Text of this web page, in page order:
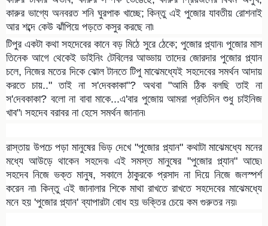
কারুর ভাগ্যে অনবরত শনি ঘুরপাক খাচ্ছে; কিন্তু এই পুজোর যাবতীয় রোশনাই
আর শব্দে কেউ ঝাঁপিয়ে পড়তে কসুর করছে না৷
টিপুর একটা কথা সহদেবের কানে বড় মিঠে সুরে ঠেকে; পুজোর প্ল্যান৷ পুজোর মাস
তিনেক আগে থেকেই ডাইনিং টেবিলের আড্ডায় তাদের জোরদার পুজোর প্ল্যান
চলে, নিজের মতের দিকে ঝোল টানতে টিপু মাঝেমধ্যেই সহদেবের সমর্থন আদায়
করতে চায়.." তাই না স'দেবকাকা"? অথবা "আমি ঠিক বলছি তাই না
স'দেবকাকা? বলো না বাবা মাকে...এ'বার পুজোয় আমরা প্রতিদিন শুধু চাইনিজ
খাব"৷ সহদেব বরাবর না হেসে সমর্থন জানান৷
রাস্তায় উপচে পড়া মানুষের ভিড় দেখে "পুজোর প্ল্যান" কথাটা মাঝেমধ্যে মনের
মধ্যে আউড়ে থাকেন সহদেব৷ এই সমস্ত মানুষের "পুজোর প্ল্যান" আছে৷
সহদেব নিজে ভক্ত মানুষ, সকালে ঠাকুরকে প্রসাদ না দিয়ে নিজে জলস্পর্শ
করেন না৷ কিন্তু এই জানালার শিকে মাথা রাখতে রাখতে সহদেবের মাঝেমধ্যে
মনে হয় 'পুজোর প্ল্যান' ব্যাপারটা বোধ হয় ভক্তির চেয়ে কম গুরুতর নয়৷